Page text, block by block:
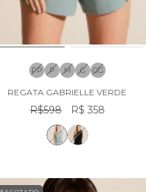
PP P M G GG
REGATA GABRIELLE VERDE
R$598 R$ 358